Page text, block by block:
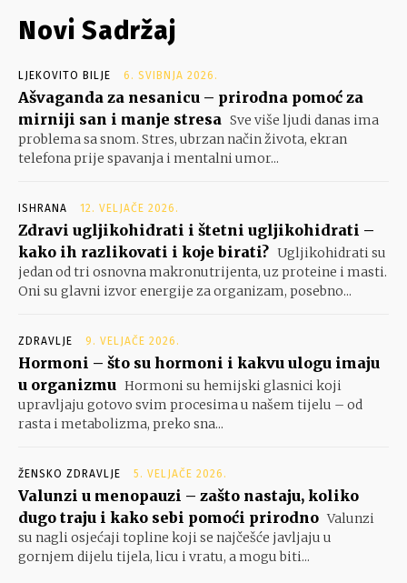
Novi Sadržaj
LJEKOVITO BILJE 6. SVIBNJA 2026.
Ašvaganda za nesanicu – prirodna pomoć za
mirniji san i manje stresa Sve više ljudi danas ima
problema sa snom. Stres, ubrzan način života, ekran
telefona prije spavanja i mentalni umor...
ISHRANA 12. VELJAČE 2026.
Zdravi ugljikohidrati i štetni ugljikohidrati –
kako ih razlikovati i koje birati? Ugljikohidrati su
jedan od tri osnovna makronutrijenta, uz proteine i masti.
Oni su glavni izvor energije za organizam, posebno...
ZDRAVLJE 9. VELJAČE 2026.
Hormoni – što su hormoni i kakvu ulogu imaju
u organizmu Hormoni su hemijski glasnici koji
upravljaju gotovo svim procesima u našem tijelu – od
rasta i metabolizma, preko sna...
ŽENSKO ZDRAVLJE 5. VELJAČE 2026.
Valunzi u menopauzi – zašto nastaju, koliko
dugo traju i kako sebi pomoći prirodno Valunzi
su nagli osjećaji topline koji se najčešće javljaju u
gornjem dijelu tijela, licu i vratu, a mogu biti...